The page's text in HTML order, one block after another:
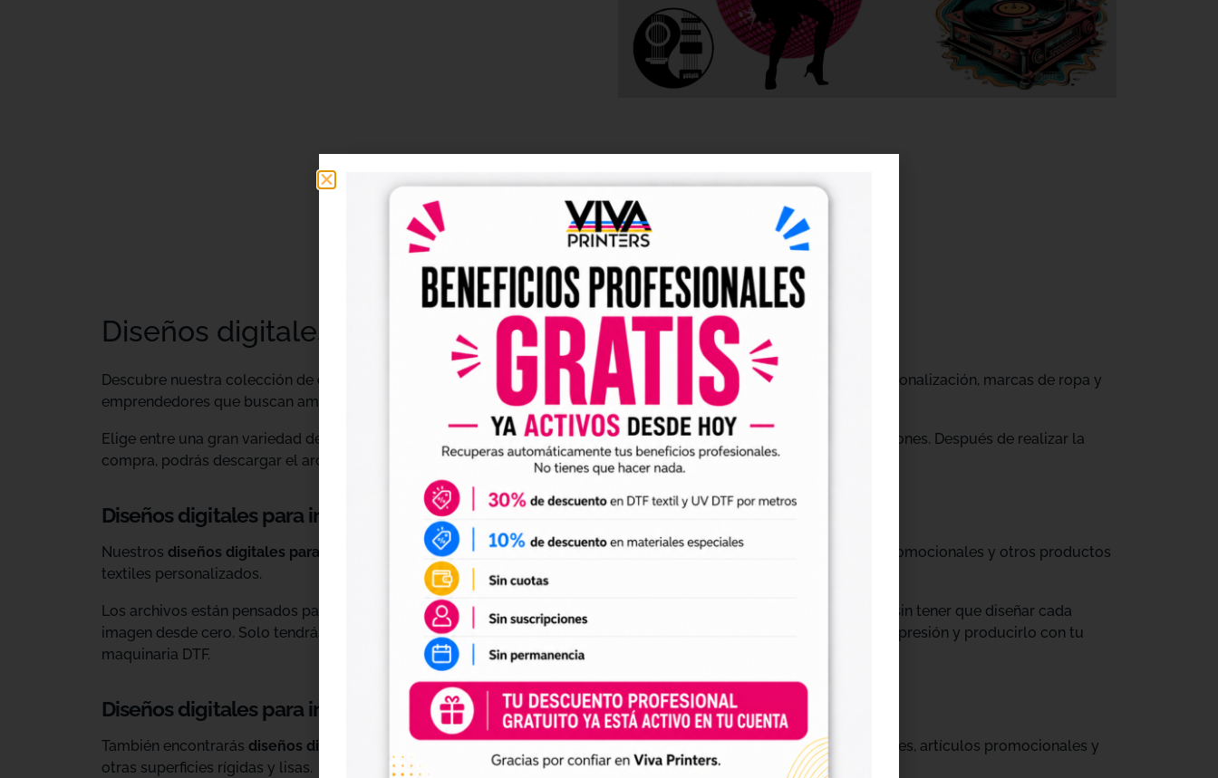
DESCRIPCIÓN
Diseños digitales DTF y UV DTF listos para descargar
Descubre nuestra colección de diseños digitales DTF y UV DTF
, creados para talleres de impresión, negocios de personalización, marcas de ropa y
emprendedores que buscan ampliar su catálogo de forma rápida y sencilla.
Elige entre una gran variedad de diseños individuales y archivos digitales preparados para incorporar a tus producciones. Después de realizar la
compra, podrás descargar el archivo y utilizarlo en tus trabajos de impresión DTF o UV DTF.
Diseños digitales para impresión DTF textil
Nuestros diseños digitales para DTF
son ideales para crear camisetas, sudaderas, tote bags, ropa infantil, prendas promocionales y otros productos
textiles personalizados.
Los archivos están pensados para facilitar la preparación de tus impresiones y ayudarte a crear nuevas colecciones sin tener que diseñar cada
imagen desde cero. Solo tendrás que adaptar el tamaño a tus necesidades, preparar el archivo en tu programa de impresión y producirlo con tu
maquinaria DTF.
Diseños digitales para impresión UV DTF
También encontrarás diseños digitales para UV DTF, perfectos para personalizar vasos, botellas, termos, cajas, envases, artículos promocionales y
otras superficies rígidas y lisas.